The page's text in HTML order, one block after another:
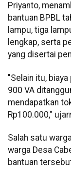
Priyanto,
bantuan BPBL
lampu, tiga
lengkap, serta
yang disertai
"Selain itu,
900 VA
mendapatkan
Rp100.000,"
Salah satu
warga Desa
bantuan